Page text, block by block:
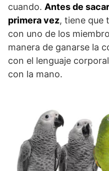
cuando. Antes de
primera vez, tiene que
con uno de los
manera de ganarse la
con el lenguaje
con la mano.